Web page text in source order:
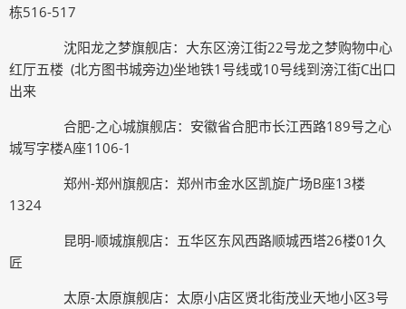
栋516-517
沈阳龙之梦旗舰店：大东区滂江街22号龙之梦购物中心
红厅五楼 (北方图书城旁边)坐地铁1号线或10号线到滂江街C出口
出来
合肥-之心城旗舰店：安徽省合肥市长江西路189号之心
城写字楼A座1106-1
郑州-郑州旗舰店：郑州市金水区凯旋广场B座13楼
1324
昆明-顺城旗舰店：五华区东风西路顺城西塔26楼01久
匠
太原-太原旗舰店：太原小店区贤北街茂业天地小区3号